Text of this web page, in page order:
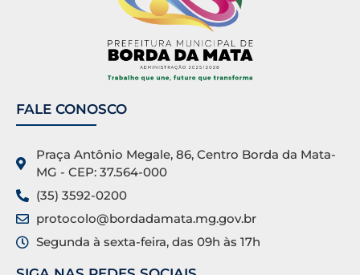
FALE CONOSCO
Praça Antônio Megale, 86, Centro Borda da Mata-
MG - CEP: 37.564-000
(35) 3592-0200
protocolo@bordadamata.mg.gov.br
Segunda à sexta-feira, das 09h às 17h